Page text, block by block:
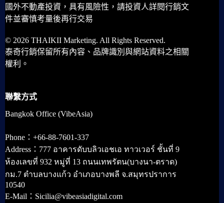
國外不動產投資，具有風險性，請投資人詳閱行銷文
件並審慎考量後再行交易
© 2026 THAIKII Marketing. All Rights Reserved.
泰奇行銷保留所有內容、品牌識別與網站資料之相關
權利。
聯繫方式
Bangkok Office (VibeAsia)
Phone：+66-88-7601-337
Address：777 อาคารดับบลิวเอชเอ ทาวเวอร์ ชั้นที่ 9
ห้องเลขที่ 932 หมู่ที่ 13 ถนนเทพรัตน(บางนา-ตราด)
กม.7 ตำบลบางแก้ว อำเภอบางพลี จ.สมุทรปราการ
10540
E-Mail：Sicilia@vibeasiadigital.com